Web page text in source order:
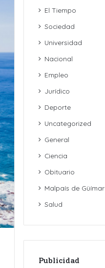
El Tiempo
Sociedad
Universidad
Nacional
Empleo
Jurídico
Deporte
Uncategorized
General
Ciencia
Obituario
Malpaís de Güímar
Salud
Publicidad